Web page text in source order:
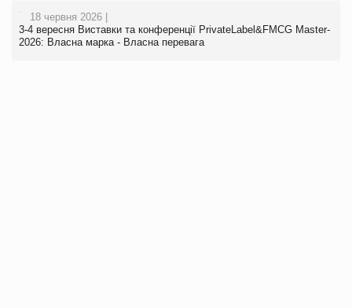
18 червня 2026 |
3-4 вересня Виставки та конференції PrivateLabel&FMCG Master-
2026: Власна марка - Власна перевага